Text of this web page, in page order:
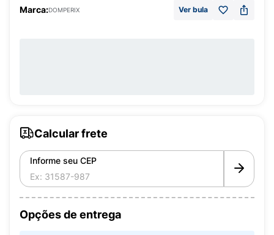
Marca:DOMPERIX Ver bula
Calcular frete
Informe seu CEP
Opções de entrega